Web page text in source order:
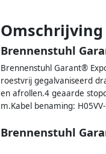
Omschrijving
Brennenstuhl
Brennenstuhl Garant®
roestvrij gegalvaniseerd
en afrollen.4 geaarde
m.Kabel benaming:
Brennenstuhl